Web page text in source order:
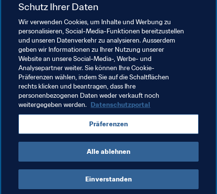
unter www.fifa.com/tickets erwerben, ebenso wie bei
den Ticket-Verkaufsstellen direkt an den Stadien.
Die FIFA Frauen-Weltmeisterschaft™ verfolgen
Die FIFA Frauen-WM 2019 auf Twitter | Facebook
Instagram
Verwandte Themen
FIFA Frauen-Weltmeisterschaft Frankreich 2019
Schutz Ihrer Daten
Wir verwenden Cookies, um Inhalte und Werbung zu
personalisieren, Social-Media-Funktionen bereitzustellen
und unseren Datenverkehr zu analysieren. Ausserdem
geben wir Informationen zu Ihrer Nutzung unserer
Website an unsere Social-Media-, Werbe- und
Analysepartner weiter. Sie können Ihre Cookie-
Präferenzen wählen, indem Sie auf die Schaltflächen
rechts klicken und beantragen, dass Ihre
personenbezogenen Daten weder verkauft noch
weitergegeben werden. Datenschutzportal
Präferenzen
Alle ablehnen
Einverstanden